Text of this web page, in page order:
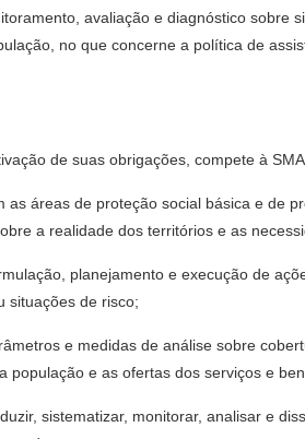
avaliação e diagnóstico sobre
no que concerne a política de
de suas obrigações, compete à
as áreas de proteção social básica e de
a realidade dos territórios e as
planejamento e execução de
situações de risco;
e medidas de análise sobre
população e as ofertas dos serviços e
sistematizar, monitorar, analisar e